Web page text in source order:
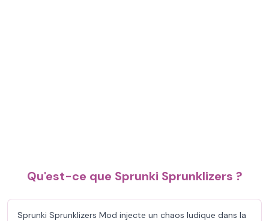
Qu'est-ce que Sprunki Sprunklizers ?
Sprunki Sprunklizers Mod injecte un chaos ludique dans la